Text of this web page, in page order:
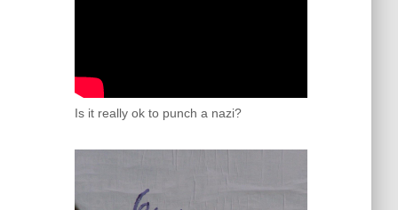
Is it really ok to punch a nazi?